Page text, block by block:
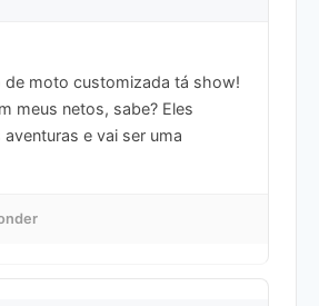
de moto customizada tá show!
meus netos, sabe? Eles
e vai ser uma